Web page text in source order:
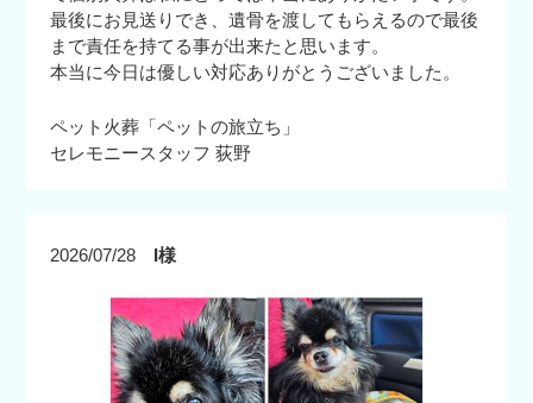
最後にお見送りでき、遺骨を渡してもらえるので最後
まで責任を持てる事が出来たと思います。
本当に今日は優しい対応ありがとうございました。
ペット火葬「ペットの旅立ち」
セレモニースタッフ 荻野
2026/07/28 I様